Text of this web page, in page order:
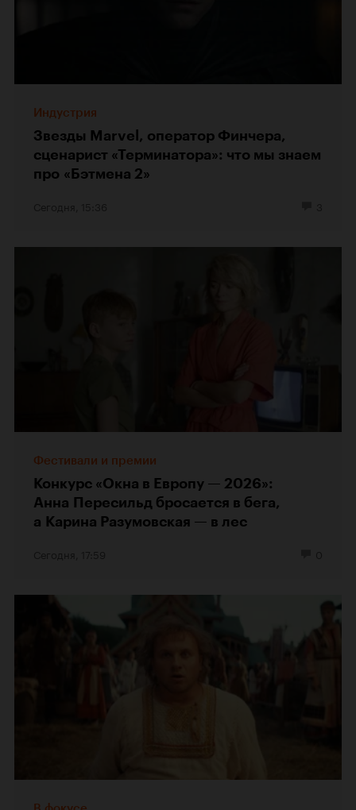
Индустрия
Звезды Marvel, оператор Финчера,
сценарист «Терминатора»: что мы знаем
про «Бэтмена 2»
Фестивали и премии
Конкурс «Окна в Европу — 2026»:
Анна Пересильд бросается в бега,
а Карина Разумовская — в лес